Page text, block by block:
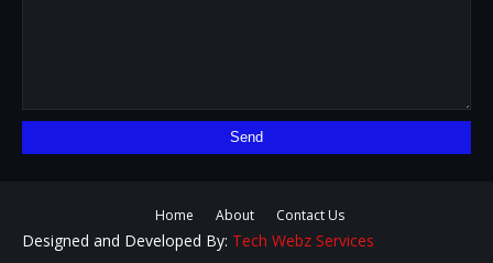
Home About Contact Us
Designed and Developed By: Tech Webz Services